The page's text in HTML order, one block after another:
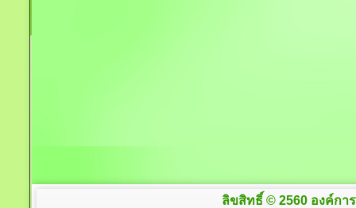
ลิขสิทธิ์ © 2560 องค์กา